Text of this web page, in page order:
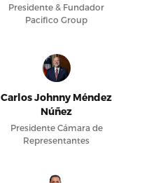
Presidente & Fundador
Pacifico Group
Carlos Johnny Méndez
Núñez
Presidente Cámara de
Representantes